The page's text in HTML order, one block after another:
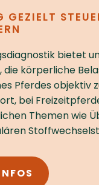
GEZIELT
bietet
die körperliche
Pferdes objektiv
bei
Themen wie